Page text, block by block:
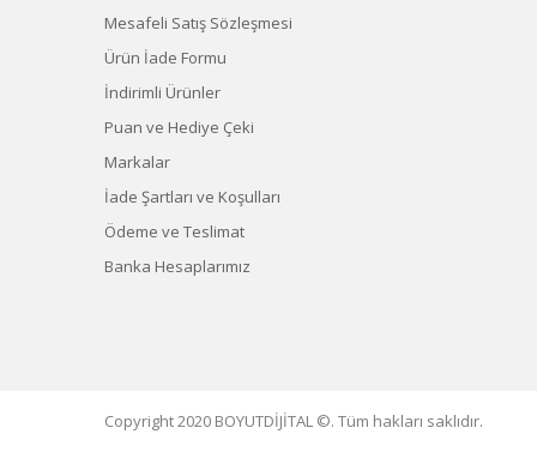
Mesafeli Satış Sözleşmesi
Ürün İade Formu
İndirimli Ürünler
Puan ve Hediye Çeki
Markalar
İade Şartları ve Koşulları
Ödeme ve Teslimat
Banka Hesaplarımız
Copyright 2020 BOYUTDİJİTAL ©. Tüm hakları saklıdır.